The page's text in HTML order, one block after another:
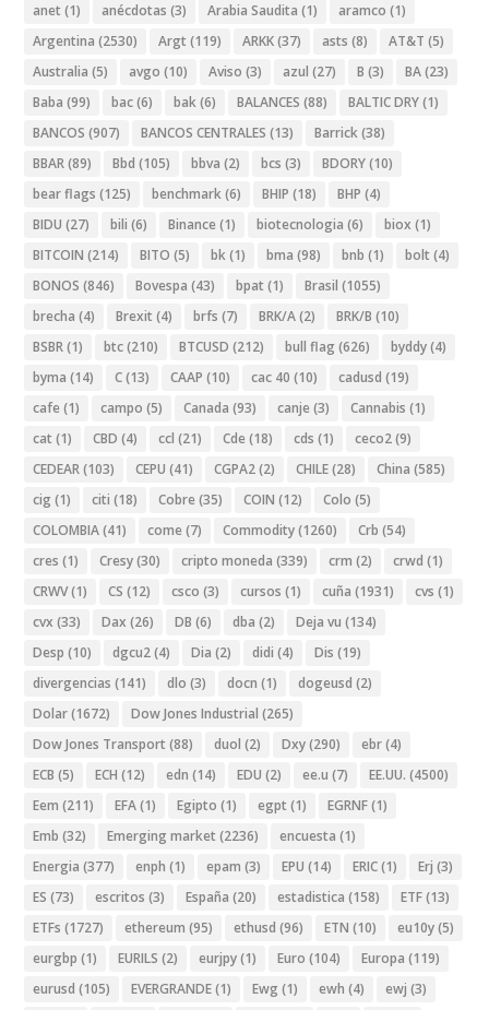
anet (1) anécdotas (3) Arabia Saudita (1) aramco (1)
Argentina (2530) Argt (119) ARKK(37) asts (8) AT&T (5)
Australia (5) avgo (10) Aviso (3) azul (27) B (3) BA(23)
Baba (99) bac(6) bak(6) BALANCES (88) BALTIC DRY(1)
BANCOS (907) BANCOS CENTRALES (13) Barrick(38)
BBAR(89) Bbd (105) bbva (2) bcs (3) BDORY(10)
bear flags (125) benchmark(6) BHIP (18) BHP (4)
BIDU (27) bili (6) Binance (1) biotecnologia (6) biox (1)
BITCOIN (214) BITO (5) bk(1) bma (98) bnb (1) bolt (4)
BONOS (846) Bovespa (43) bpat (1) Brasil (1055)
brecha (4) Brexit (4) brfs (7) BRK/A(2) BRK/B (10)
BSBR(1) btc(210) BTCUSD (212) bull flag (626) byddy(4)
byma (14) C(13) CAAP (10) cac 40 (10) cadusd (19)
cafe (1) campo (5) Canada (93) canje (3) Cannabis (1)
cat (1) CBD (4) ccl (21) Cde (18) cds (1) ceco2(9)
CEDEAR(103) CEPU (41) CGPA2(2) CHILE(28) China (585)
cig (1) citi (18) Cobre (35) COIN (12) Colo (5)
COLOMBIA(41) come (7) Commodity(1260) Crb (54)
cres (1) Cresy(30) cripto moneda (339) crm (2) crwd (1)
CRWV(1) CS (12) csco (3) cursos (1) cuña (1931) cvs (1)
cvx (33) Dax (26) DB (6) dba (2) Deja vu (134)
Desp (10) dgcu2(4) Dia (2) didi (4) Dis (19)
divergencias (141) dlo (3) docn (1) dogeusd (2)
Dolar(1672) Dow Jones Industrial (265)
Dow Jones Transport (88) duol (2) Dxy(290) ebr(4)
ECB (5) ECH (12) edn (14) EDU (2) ee.u (7) EE.UU. (4500)
Eem (211) EFA(1) Egipto (1) egpt (1) EGRNF(1)
Emb (32) Emerging market (2236) encuesta (1)
Energia (377) enph (1) epam (3) EPU (14) ERIC(1) Erj (3)
ES (73) escritos (3) España (20) estadistica (158) ETF(13)
ETFs (1727) ethereum (95) ethusd (96) ETN (10) eu10y(5)
eurgbp (1) EURILS (2) eurjpy(1) Euro (104) Europa (119)
eurusd (105) EVERGRANDE(1) Ewg (1) ewh (4) ewj (3)